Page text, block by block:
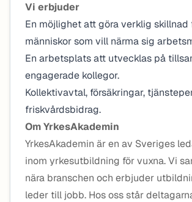
Vi erbjuder
En möjlighet att göra verklig skillnad
människor som vill närma sig
En arbetsplats att utvecklas på
engagerade kollegor.
Kollektivavtal, försäkringar,
friskvårdsbidrag.
Om YrkesAkademin
YrkesAkademin är en av Sveriges
inom yrkesutbildning för vuxna. Vi
nära branschen och erbjuder
leder till jobb. Hos oss står